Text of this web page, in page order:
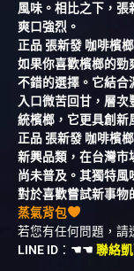
風味。相比之下，
爽口強烈。
正品 張新發 咖啡檳榔
如果你喜歡檳榔的勁
不錯的選擇。它結合
入口微苦回甘，層
統檳榔，它更具創新
正品 張新發 咖啡檳榔
新興品類，在台灣市
尚未普及。其獨特風
對於喜歡嘗試新事物
蒸氣背包
若您有任何問題，請
LINE ID ： ☚☚ 聯絡